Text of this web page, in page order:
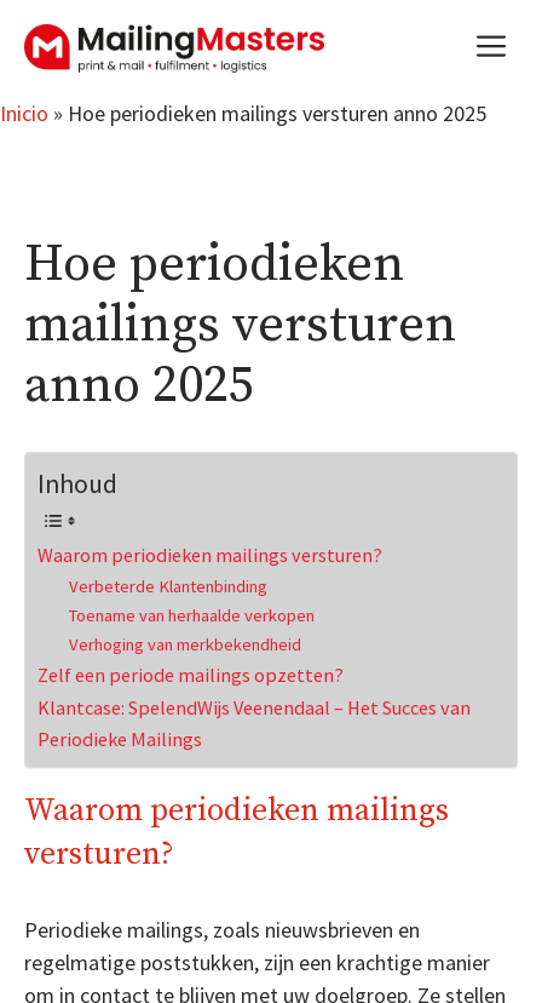
contenido
Inicio » Hoe periodieken mailings versturen anno 2025
Hoe periodieken
mailings versturen
anno 2025
Inhoud
Waarom periodieken mailings versturen?
Verbeterde Klantenbinding
Toename van herhaalde verkopen
Verhoging van merkbekendheid
Zelf een periode mailings opzetten?
Klantcase: SpelendWijs Veenendaal – Het Succes van
Periodieke Mailings
Waarom periodieken mailings
versturen?
Periodieke mailings, zoals nieuwsbrieven en
regelmatige poststukken, zijn een krachtige manier
om in contact te blijven met uw doelgroep. Ze stellen